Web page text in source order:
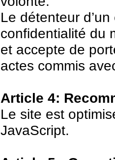
Le détenteur
confidentialité du
et accepte de
actes commis
Article 4:
Le site est
JavaScript.